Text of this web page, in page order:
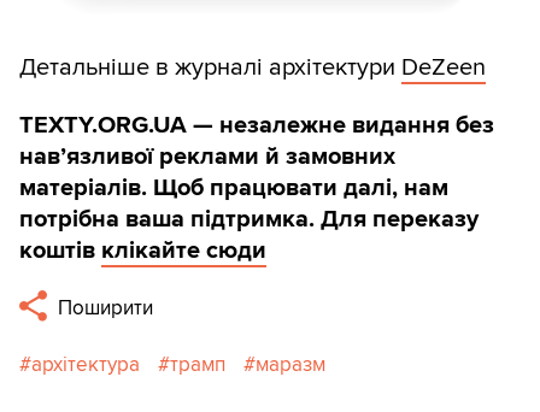
Детальніше в журналі архітектури DeZeen
TEXTY.ORG.UA — незалежне видання без
навʼязливої реклами й замовних
матеріалів. Щоб працювати далі, нам
потрібна ваша підтримка. Для переказу
коштів клікайте сюди
Поширити
архітектура трамп маразм